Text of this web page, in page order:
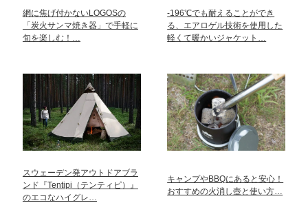
網に焦げ付かないLOGOSの
「炭火サンマ焼き器」で手軽に
旬を楽しむ！…
-196℃でも耐えることができ
る、エアロゲル技術を使用した
軽くて暖かいジャケット…
スウェーデン発アウトドアブラ
ンド『Tentipi（テンティピ）』
のエコなハイグレ…
キャンプやBBQにあると安心！
おすすめの火消し壺と使い方…